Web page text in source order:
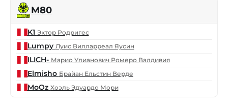
M80
K1 Эктор Родригес
Lumpy Луис Вилларреал Яусин
ILICH- Марио Улианович Ромеро Валдивия
Elmisho Брайан Ельстин Верде
MoOz Хоэль Эдуардо Мори